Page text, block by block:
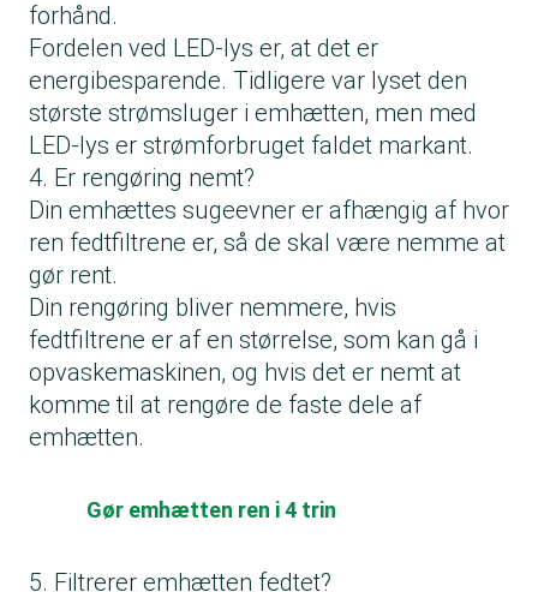
forhånd.
Fordelen ved LED-lys er, at det er
energibesparende. Tidligere var lyset den
største strømsluger i emhætten, men med
LED-lys er strømforbruget faldet markant.
4. Er rengøring nemt?
Din emhættes sugeevner er afhængig af hvor
ren fedtfiltrene er, så de skal være nemme at
gør rent.
Din rengøring bliver nemmere, hvis
fedtfiltrene er af en størrelse, som kan gå i
opvaskemaskinen, og hvis det er nemt at
komme til at rengøre de faste dele af
emhætten.
Gør emhætten ren i 4 trin
5. Filtrerer emhætten fedtet?